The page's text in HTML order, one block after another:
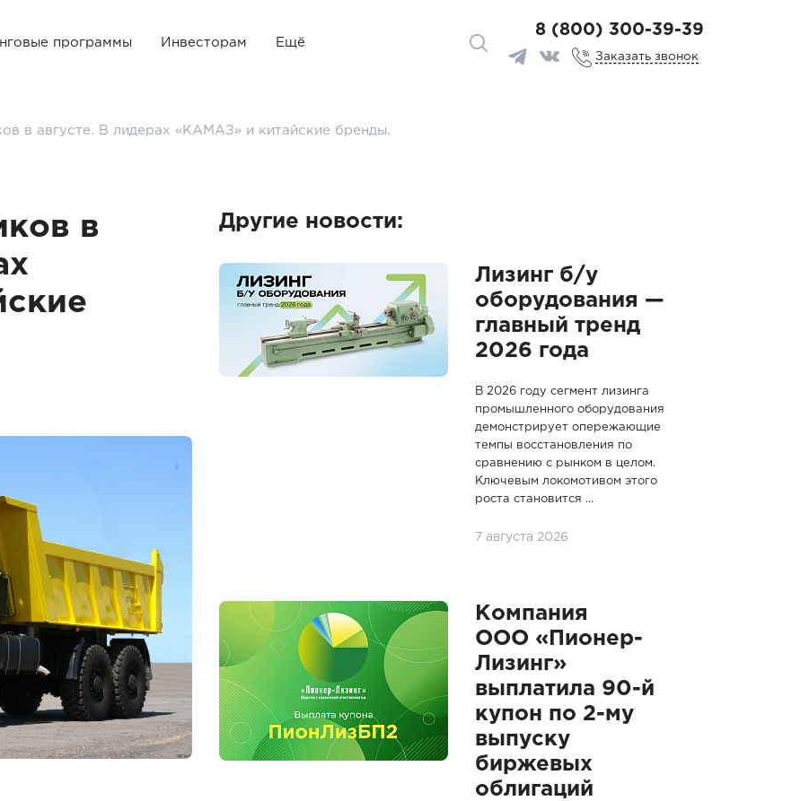
программы Инвесторам Ещё
8 (800) 300-39-39
Заказать звонок
в августе. В лидерах «КАМАЗ» и китайские бренды.
в
Другие новости:
Лизинг б/у
оборудования —
главный тренд
2026 года
В 2026 году сегмент лизинга
промышленного оборудования
демонстрирует опережающие
темпы восстановления по
сравнению с рынком в целом.
Ключевым локомотивом этого
роста становится ...
7 августа 2026
Компания
ООО «Пионер-
Лизинг»
выплатила 90-й
купон по 2-му
выпуску
биржевых
облигаций